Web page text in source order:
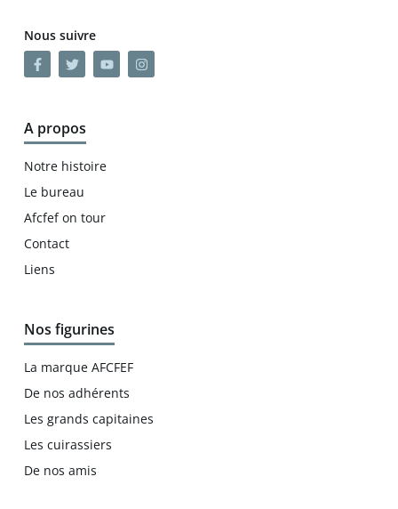
Nous suivre
A propos
Notre histoire
Le bureau
Afcfef on tour
Contact
Liens
Nos figurines
La marque AFCFEF
De nos adhérents
Les grands capitaines
Les cuirassiers
De nos amis